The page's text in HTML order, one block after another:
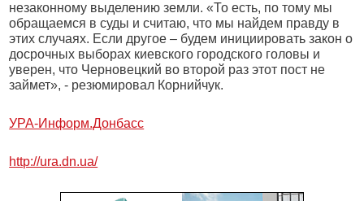
незаконному выделению земли. «То есть, по тому мы
обращаемся в суды и считаю, что мы найдем правду в
этих случаях. Если другое – будем инициировать закон о
досрочных выборах киевского городского головы и
уверен, что Черновецкий во второй раз этот пост не
займет», - резюмировал Корнийчук.
УРА-Информ.Донбасс
http://ura.dn.ua/